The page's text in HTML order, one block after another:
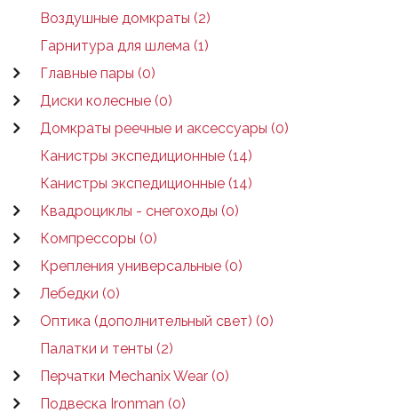
Воздушные домкраты (2)
Гарнитура для шлема (1)
Главные пары (0)
Диски колесные (0)
Домкраты реечные и аксессуары (0)
Канистры экспедиционные (14)
Канистры экспедиционные (14)
Квадроциклы - снегоходы (0)
Компрессоры (0)
Крепления универсальные (0)
Лебедки (0)
Оптика (дополнительный свет) (0)
Палатки и тенты (2)
Перчатки Mechanix Wear (0)
Подвеска Ironman (0)